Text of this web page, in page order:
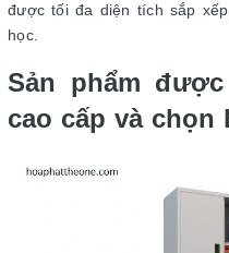
được tối đa diện tích sắp
học.
Sản phẩm
cao cấp và chọn